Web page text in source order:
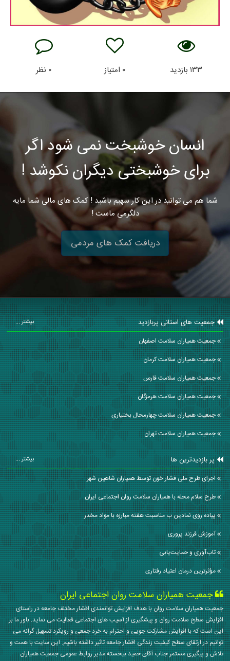
۱۳۳بازدید ۰ امتیاز ۰ نظر
انسان خوشبخت نمی شود اگر
برای خوشبختی دیگران نکوشد !
شما هم می توانید در این کار سهیم باشید ! کمک های مالی شما مایه
دلگرمی ماست !
دریافت کمک های مردمی
جمعیت های استانی پربازدید بیشتر ...
جمعیت همیاران سلامت اصفهان
جمعیت همیاران سلامت كرمان
جمعیت همیاران سلامت فارس
جمعیت همیاران سلامت هرمزگان
جمعیت همیاران سلامت چهارمحال بختياري
جمعیت همیاران سلامت تهران
پر بازدیدترین ها بیشتر ...
اجرای طرح ملی فشار خون توسط همیاران شاهین شهر
طرح سلام محله با همیاران سلامت روان اجتماعی ایران
پیاده روی نمادین ب مناسبت هفته مبارزه با مواد مخدر
آموزش فرزند پروری
تاب‌آوری و حمایت‌یابی
مؤثرترین درمان اعتیاد رفتاری
جمعیت همیاران سلامت روان اجتماعی ایران
جمعیت همیاران سلامت روان با هدف افزایش توانمندی اقشار مختلف جامعه در راستای
افزایش سطح سلامت روان و پیشگیری از آسیب های اجتماعی فعالیت می نماید. باور ما بر
این است که با افزایش مشارکت جویی و احترام به خرد جمعی و رویکرد تسهیل گرانه می
توانیم در ارتقای سطح کیفیت زندگی اقشار جامعه تاثیر داشته باشیم. این سایت با همت و
تلاش و پیگیری مستمر جناب آقای حمید بیخسته مدیر روابط عمومی جمعیت همیاران